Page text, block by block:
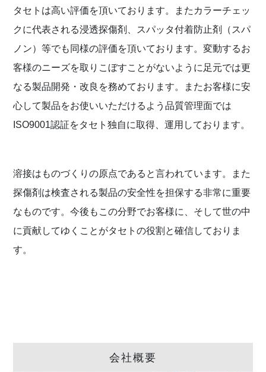
タセトは高い評価を頂いております。またカラーチェッ
クに代表される浸透探傷剤、スパッタ付着防止剤（スパ
ノン）等でも同様の評価を頂いております。変動するお
客様のニーズを取りこぼすことがないように足元では更
なる製品開発・改良を務めております。またお客様に安
心して製品をお使いいただけるよう品質管理面では
ISO9001認証をタセト独自に取得、運用しております。
溶接はものづくりの原点であると言われています。また
探傷剤は検査される製品の安全性を担保する非常に重要
なものです。今後もこの分野でお客様に、そして世の中
に貢献してゆくことがタセトの役割と確信しておりま
す。
会社概要